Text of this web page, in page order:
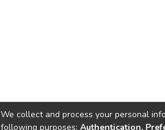
We collect and process your personal
following purposes: Authentication,